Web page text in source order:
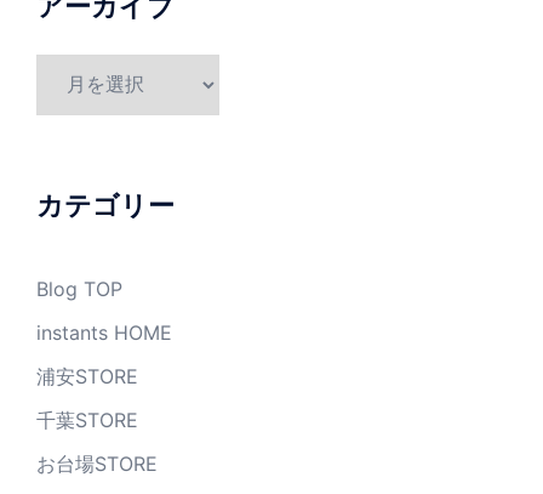
ブ
カテゴリー
Blog TOP
instants HOME
浦安STORE
千葉STORE
お台場STORE